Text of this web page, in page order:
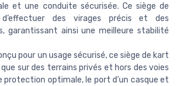
et une conduite sécurisée. Ce siège de
des virages précis et des
garantissant ainsi une meilleure stabilité
pour un usage sécurisé, ce siège de kart
sur des terrains privés et hors des voies
protection optimale, le port d’un casque et